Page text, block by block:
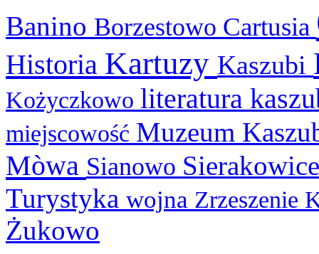
Banino Borzestowo Cartusia
Historia Kartuzy Kaszubi
Kożyczkowo literatura
miejscowość Muzeum
Mòwa Sianowo
Turystyka wojna Zrzeszenie
Żukowo